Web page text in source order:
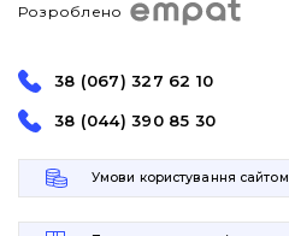
Розроблено
38 (067) 327 62 10
38 (044) 390 85 30
Умови користування сайтом